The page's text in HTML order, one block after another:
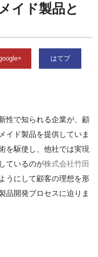
イド製品と
はてブ
性で知られる企業が、顧
イド製品を提供していま
を駆使し、他社では実現
ているのが株式会社竹田
うにして顧客の理想を形
品開発プロセスに迫りま